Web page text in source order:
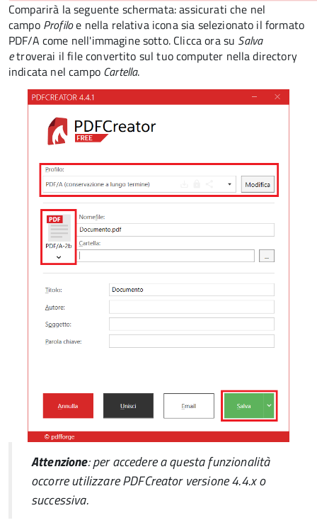
Comparirà la seguente schermata: assicurati che nel
campo Profiloe nella relativa icona sia selezionato il formato
PDF/A come nell'immagine sotto. Clicca ora su Salva
etroverai il file convertito sul tuo computer nella directory
indicata nel campo Cartella.
Attenzione: per accedere a questa funzionalità
occorre utilizzarePDFCreatorversione 4.4.x o
successiva.